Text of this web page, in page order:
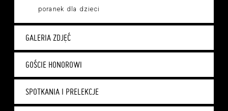
poranek dla dzieci
GALERIA ZDJĘĆ
GOŚCIE HONOROWI
SPOTKANIA I PRELEKCJE